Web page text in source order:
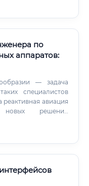
работа в которых —
по
аппаратов:
— задача
специалистов
реактивная авиация
новых решений